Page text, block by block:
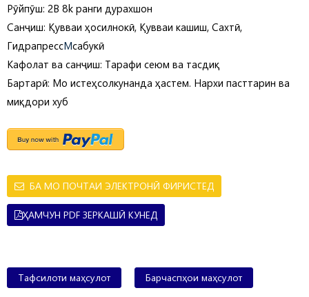
Рӯйпӯш: 2B 8k ранги дурахшон
Санҷиш: Қувваи ҳосилнокӣ, Қувваи кашиш, Сахтӣ,
ГидрапрессМсабукӣ
Кафолат ва санҷиш: Тарафи сеюм ва тасдиқ
Бартарӣ: Мо истеҳсолкунанда ҳастем. Нархи пасттарин ва
миқдори хуб
БА МО ПОЧТАИ ЭЛЕКТРОНӢ ФИРИСТЕД
ҲАМЧУН PDF ЗЕРКАШӢ КУНЕД
Тафсилоти маҳсулот Барчаспҳои маҳсулот